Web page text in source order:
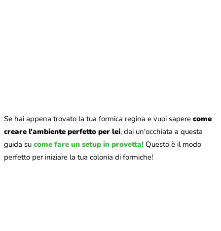
Se hai appena trovato la tua formica regina e vuoi sapere come
creare l'ambiente perfetto per lei, dai un'occhiata a questa
guida su come fare un setup in provetta! Questo è il modo
perfetto per iniziare la tua colonia di formiche!